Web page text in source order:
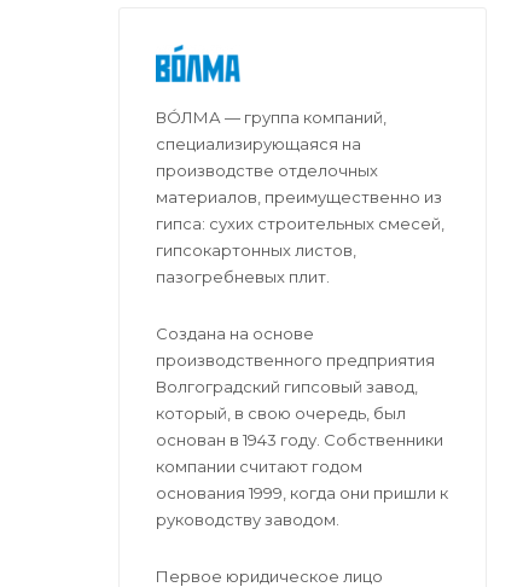
ВО́ЛМА — группа компаний,
специализирующаяся на
производстве отделочных
материалов, преимущественно из
гипса: сухих строительных смесей,
гипсокартонных листов,
пазогребневых плит.
Создана на основе
производственного предприятия
Волгоградский гипсовый завод,
который, в свою очередь, был
основан в 1943 году. Собственники
компании считают годом
основания 1999, когда они пришли к
руководству заводом.
Первое юридическое лицо